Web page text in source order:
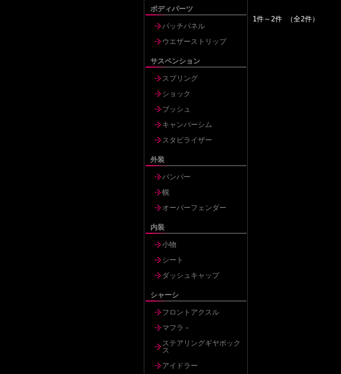
ボディパーツ
パッチパネル
ウエザーストリップ
サスペンション
スプリング
ショック
ブッシュ
キャンバーシム
スタビライザー
外装
バンパー
幌
オーバーフェンダー
内装
小物
シート
ダッシュキャップ
シャーシ
フロントアクスル
マフラ－
ステアリングギヤボック
ス
アイドラー
1件～2件 （全2件）